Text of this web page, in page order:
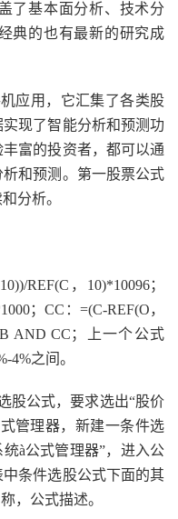
了基本面分析、技术分
典的也有最新的研究成
应用，它汇集了各类股
现了智能分析和预测功
富的投资者，都可以通
和预测。第一股票公式
分析。
REF(C，10)*10096；
；CC：=(C-REF(O，
AND CC；上一个公式
4%之间。
股公式，要求选出“股价
管理器，新建一条件选
à公式管理器”，进入公
条件选股公式下面的其
，公式描述。